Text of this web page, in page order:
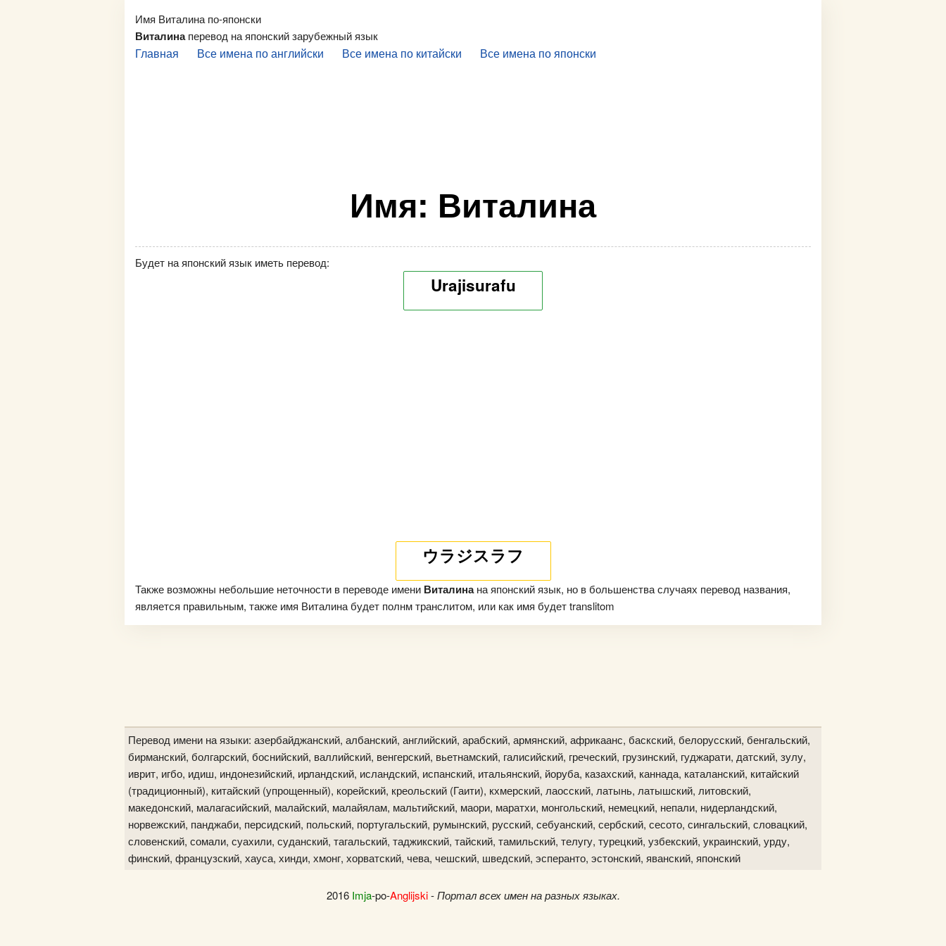
Имя Виталина по-японски
Виталинаперевод на японский зарубежный язык
Главная Все имена по английски Все имена по китайски Все имена по японски
Имя: Виталина
Будет на японский язык иметь перевод:
Urajisurafu
ウラジスラフ
Также возможны небольшие неточности в переводе имени Виталинана японский язык, но в большенства случаях перевод названия,
является правильным, также имя Виталина будет полнм транслитом, или как имя будет translitom
Перевод имени на языки: азербайджанский, албанский, английский, арабский, армянский, африкаанс, баскский, белорусский, бенгальский,
бирманский, болгарский, боснийский, валлийский, венгерский, вьетнамский, галисийский, греческий, грузинский, гуджарати, датский, зулу,
иврит, игбо, идиш, индонезийский, ирландский, исландский, испанский, итальянский, йоруба, казахский, каннада, каталанский, китайский
(традиционный), китайский (упрощенный), корейский, креольский (Гаити), кхмерский, лаосский, латынь, латышский, литовский,
македонский, малагасийский, малайский, малайялам, мальтийский, маори, маратхи, монгольский, немецкий, непали, нидерландский,
норвежский, панджаби, персидский, польский, португальский, румынский, русский, себуанский, сербский, сесото, сингальский, словацкий,
словенский, сомали, суахили, суданский, тагальский, таджикский, тайский, тамильский, телугу, турецкий, узбекский, украинский, урду,
финский, французский, хауса, хинди, хмонг, хорватский, чева, чешский, шведский, эсперанто, эстонский, яванский, японский
2016 Imja-po-Anglijski-Портал всех имен на разных языках.